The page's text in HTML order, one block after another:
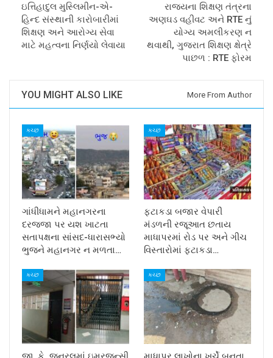
ઇત્તિહાદુલ મુસ્લિમીન-એ-
હિન્દ સંસ્થાની કારોબારીમાં
શિક્ષણ અને આરોગ્ય સેવા
માટે મહત્વના નિર્ણયો લેવાયા
રાજ્યના શિક્ષણ તંત્રના
અણઘડ વહીવટ અને RTE નું
યોગ્ય અમલીકરણ ન
થવાથી, ગુજરાત શિક્ષણ ક્ષેત્રે
પાછળ : RTE ફોરમ
YOU MIGHT ALSO LIKE More From Author
કચ્છ
ગાંધીધામને મહાનગરના
દરજજા પર યશ ખાટતા
સતાપક્ષના સાંસદ-ધારાસભ્યો
ભુજને મહાનગર ન મળતા…
કચ્છ
ફટાકડા બજાર વેપારી
મંડળની રજૂઆત છતાય
માધાપરમાં રોડ પર અને ગીચ
વિસ્તારોમાં ફટાકડા…
કચ્છ કચ્છ